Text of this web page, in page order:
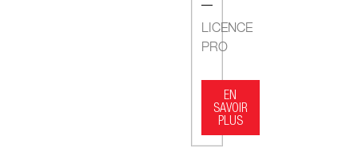
LICENCE
PRO
EN
SAVOIR
PLUS